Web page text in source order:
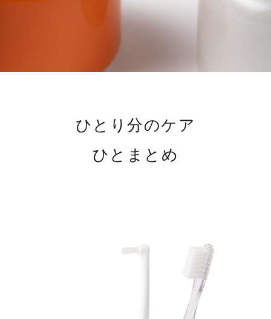
ひとり分のケア
ひとまとめ